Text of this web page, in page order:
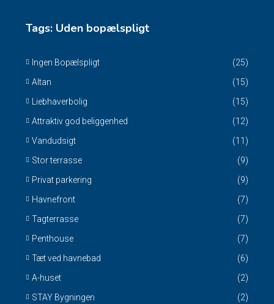
Tags: Uden bopælspligt
Ingen Bopælspligt
(25)
Altan
(15)
Liebhaverbolig
(15)
Attraktiv god beliggenhed
(12)
Vandudsigt
(11)
Stor terrasse
(9)
Privat parkering
(9)
Havnefront
(7)
Tagterrasse
(7)
Penthouse
(7)
Tæt ved havnebad
(6)
A-huset
(2)
STAY Bygningen
(2)